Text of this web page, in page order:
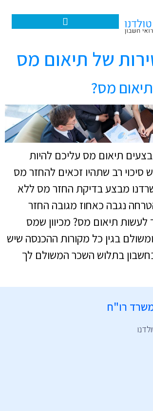
של תיאום מס
מס?
תיאום מס עליכם להיות
סיכוי רב שתהיו זכאים להחזר מס
מבצע בדיקת החזר מס ללא
נגבה כאחוז מגובה החזר
תיאום מס? מכיוון שמס
בגין כל מקורות ההכנסה שיש
בתלוש השכר המשולם לך
משרד רו"ח